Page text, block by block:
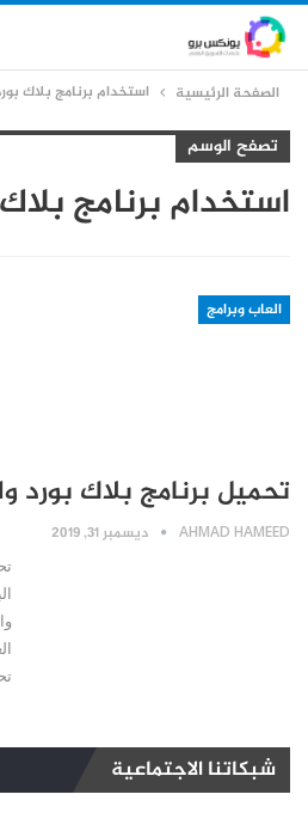
الصفحة الرئيسية استخدام برنامج بلاك
تصفح الوسم
استخدام برنامج
العاب وبرامج
تحميل برنامج بلاك بورد
AHMAD HAMEED ديسمبر 31, 2019
شبكاتنا الاجتماعية